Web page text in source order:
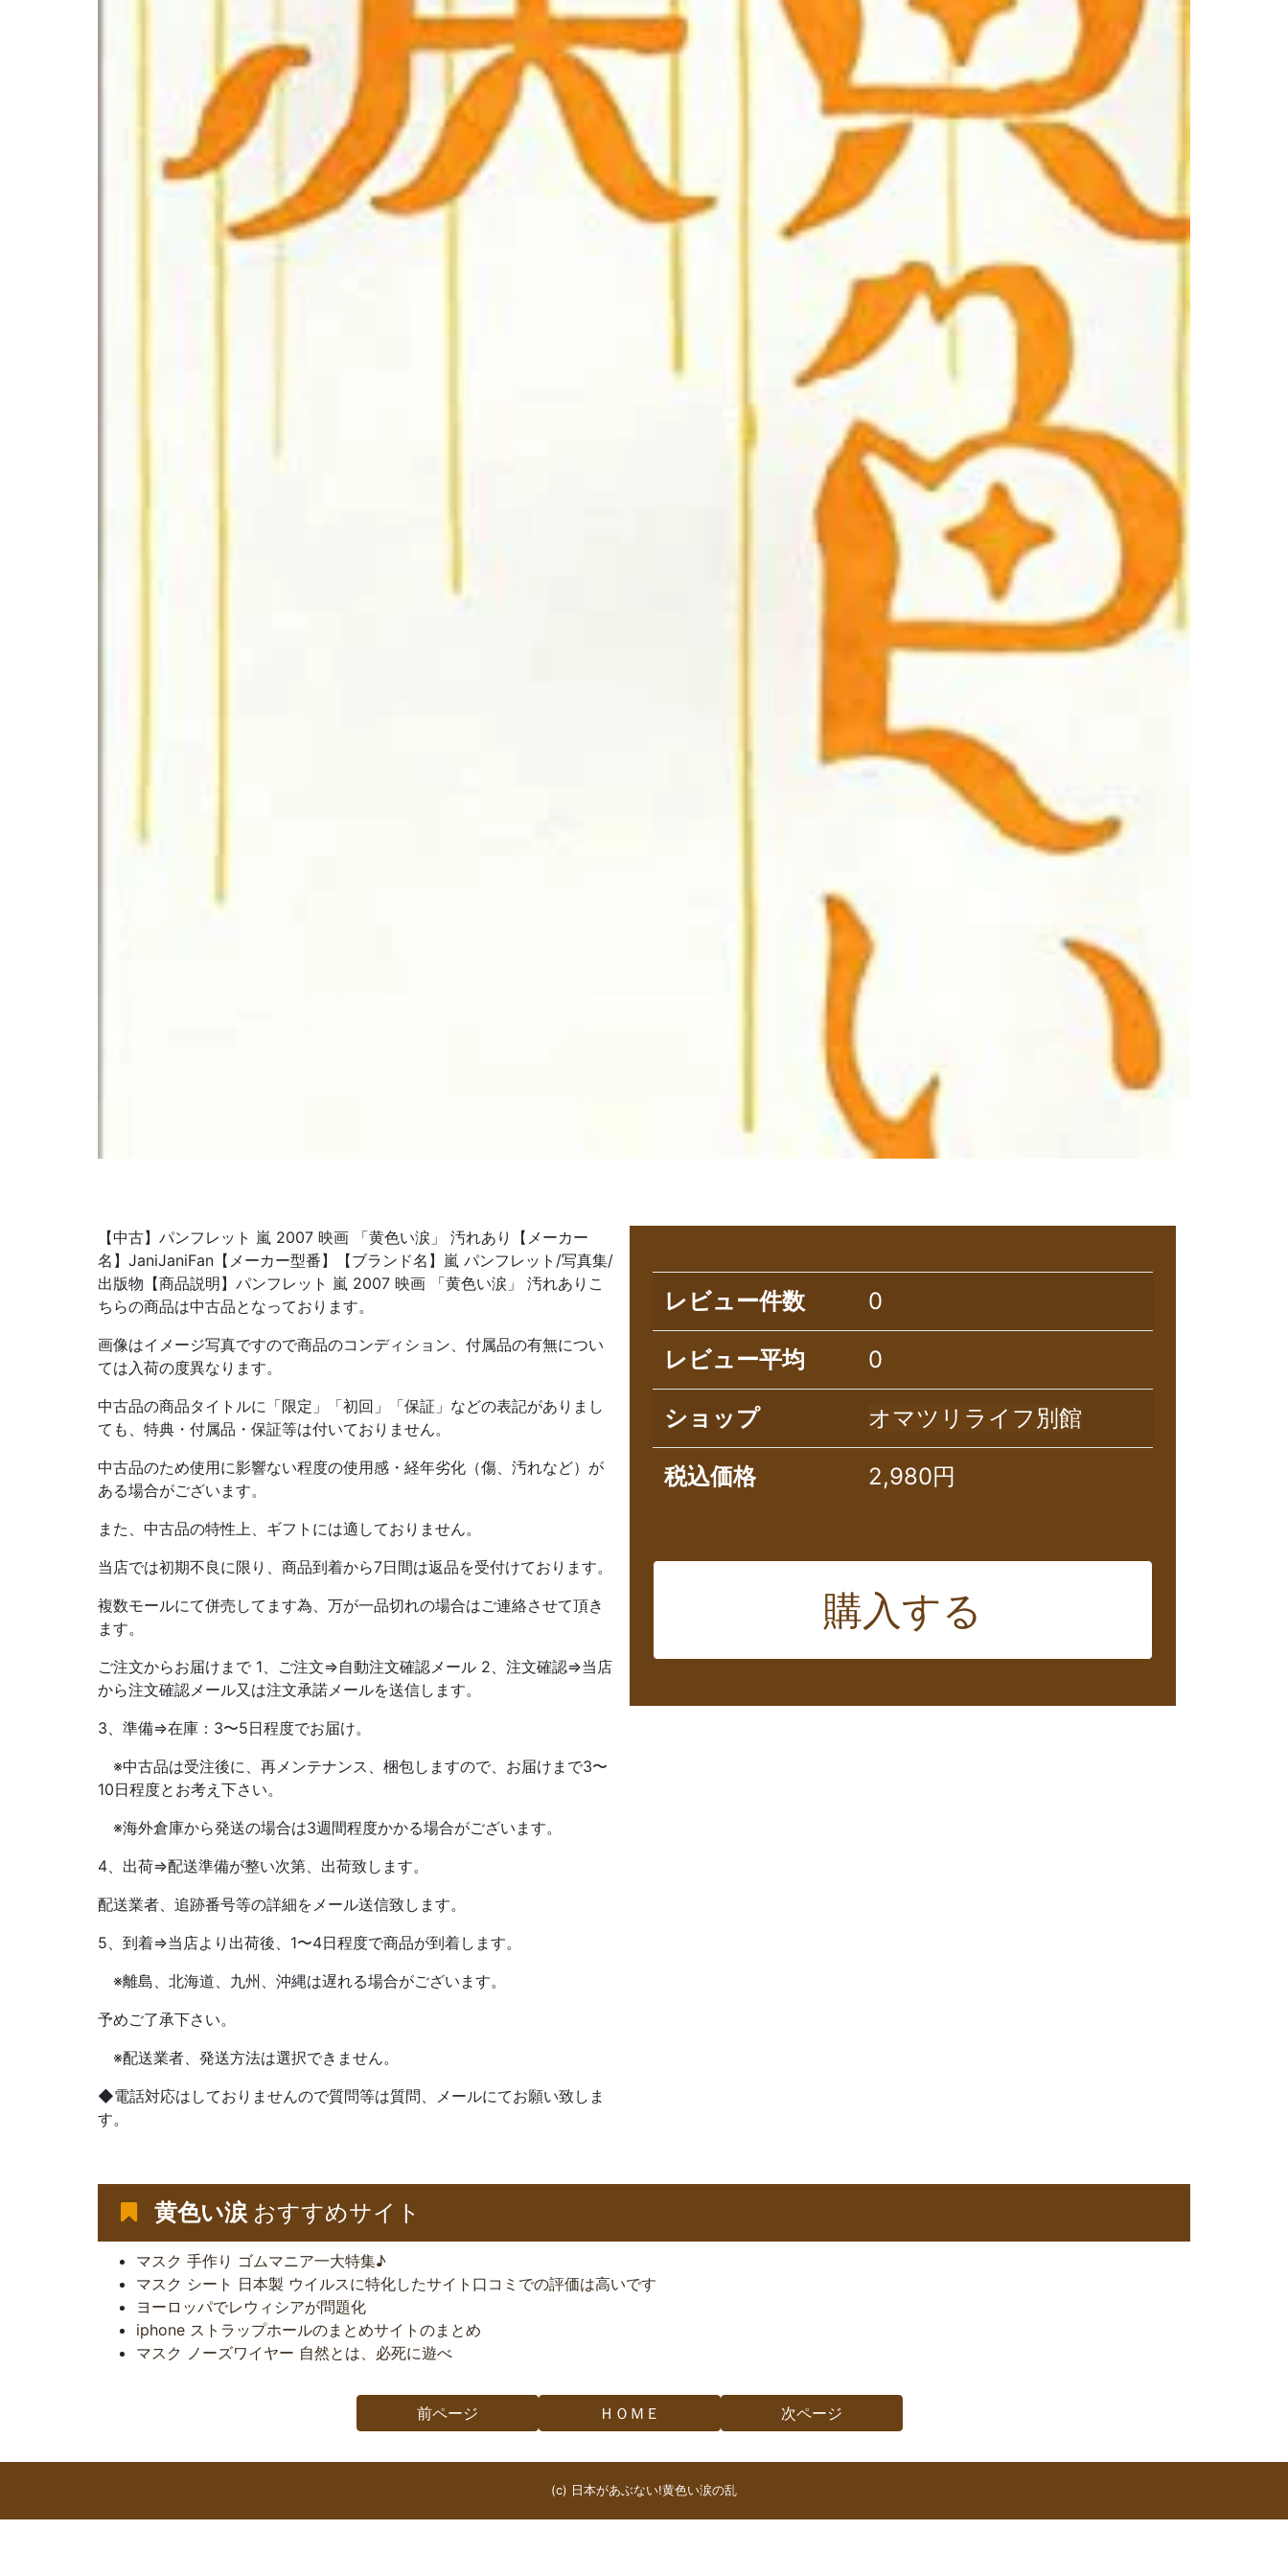
【中古】パンフレット 嵐 2007 映画 「黄色い涙」 汚れあり【メーカー
名】JaniJaniFan【メーカー型番】【ブランド名】嵐 パンフレット/写真集/
出版物【商品説明】パンフレット 嵐 2007 映画 「黄色い涙」 汚れありこ
ちらの商品は中古品となっております。
画像はイメージ写真ですので商品のコンディション、付属品の有無につい
ては入荷の度異なります。
中古品の商品タイトルに「限定」「初回」「保証」などの表記がありまし
ても、特典・付属品・保証等は付いておりません。
中古品のため使用に影響ない程度の使用感・経年劣化（傷、汚れなど）が
ある場合がございます。
また、中古品の特性上、ギフトには適しておりません。
当店では初期不良に限り、商品到着から7日間は返品を受付けております。
複数モールにて併売してます為、万が一品切れの場合はご連絡させて頂き
ます。
ご注文からお届けまで 1、ご注文⇒自動注文確認メール 2、注文確認⇒当店
から注文確認メール又は注文承諾メールを送信します。
3、準備⇒在庫：3〜5日程度でお届け。
※中古品は受注後に、再メンテナンス、梱包しますので、お届けまで3〜
10日程度とお考え下さい。
※海外倉庫から発送の場合は3週間程度かかる場合がございます。
4、出荷⇒配送準備が整い次第、出荷致します。
配送業者、追跡番号等の詳細をメール送信致します。
5、到着⇒当店より出荷後、1〜4日程度で商品が到着します。
※離島、北海道、九州、沖縄は遅れる場合がございます。
予めご了承下さい。
※配送業者、発送方法は選択できません。
◆電話対応はしておりませんので質問等は質問、メールにてお願い致しま
す。
レビュー件数 0
レビュー平均 0
ショップ オマツリライフ別館
税込価格 2,980円
購入する
黄色い涙 おすすめサイト
マスク 手作り ゴムマニア一大特集♪
マスク シート 日本製 ウイルスに特化したサイト口コミでの評価は高いです
ヨーロッパでレウィシアが問題化
iphone ストラップホールのまとめサイトのまとめ
マスク ノーズワイヤー 自然とは、必死に遊べ
前ページ ＨＯＭＥ 次ページ
(c) 日本があぶない!黄色い涙の乱